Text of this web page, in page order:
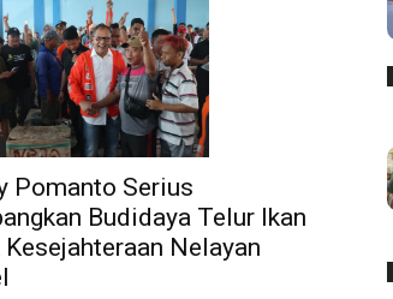
Pomanto Serius
Budidaya Telur Ikan
Kesejahteraan Nelayan